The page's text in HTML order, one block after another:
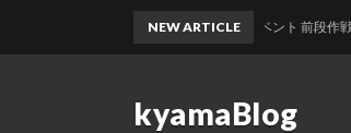
kyamaBlog
NEW ARTICLE
艦これ2026夏イベント 前段作戦：反撃！第